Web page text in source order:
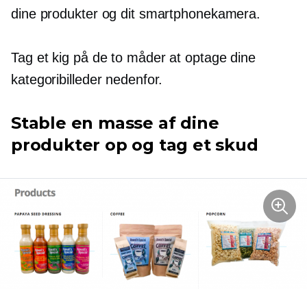
dine produkter og dit smartphonekamera.
Tag et kig på de to måder at optage dine
kategoribilleder nedenfor.
Stable en masse af dine
produkter op og tag et skud